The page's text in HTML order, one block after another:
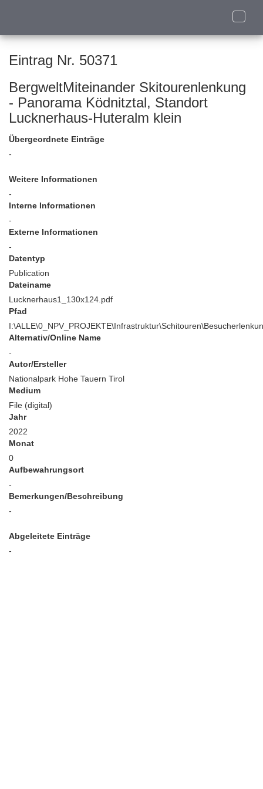
Toggle
Eintrag Nr. 50371
BergweltMiteinander Skitourenlenkung
- Panorama Ködnitztal, Standort
Lucknerhaus-Huteralm klein
Übergeordnete Einträge
-
Weitere Informationen
-
Interne Informationen
-
Externe Informationen
-
Datentyp
Publication
Dateiname
Lucknerhaus1_130x124.pdf
Pfad
Alternativ/Online Name
-
Autor/Ersteller
Nationalpark Hohe Tauern Tirol
Medium
File (digital)
Jahr
2022
Monat
0
Aufbewahrungsort
-
Bemerkungen/Beschreibung
-
Abgeleitete Einträge
-